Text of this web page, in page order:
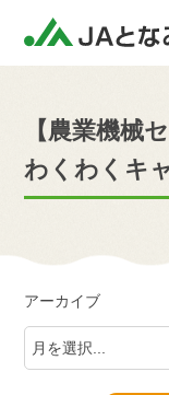
【農業機械
わくわくキ
アーカイブ